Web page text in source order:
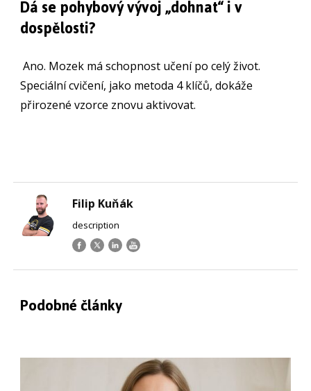
Dá se pohybový vývoj „dohnat“ i v
dospělosti?
Ano. Mozek má schopnost učení po celý život.
Speciální cvičení, jako metoda 4 klíčů, dokáže
přirozené vzorce znovu aktivovat.
Filip Kuňák
description
Podobné články